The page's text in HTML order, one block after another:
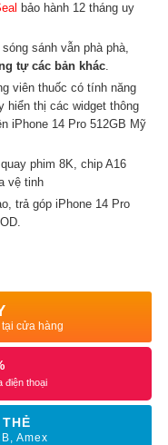
bảo hành 12 tháng uy
sóng sánh vẫn phà phà,
tự các bản khác.
viên thuốc có tính năng
hiển thị các widget thông
iPhone 14 Pro 512GB Mỹ
phim 8K, chip A16
vệ tinh
trả góp iPhone 14 Pro
cửa hàng
điện thoại
Amex